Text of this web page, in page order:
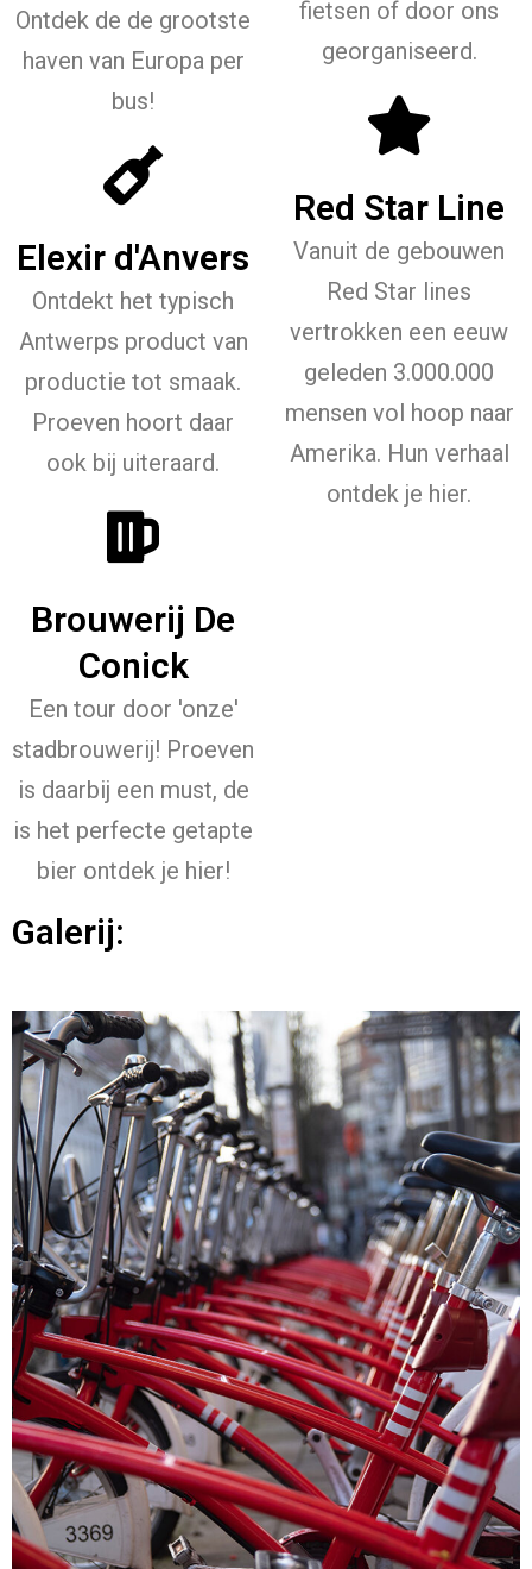
Ontdek de de grootste
haven van Europa per
bus!
Elexir d'Anvers
Ontdekt het typisch
Antwerps product van
productie tot smaak.
Proeven hoort daar
ook bij uiteraard.
Brouwerij De
Conick
Een tour door 'onze'
stadbrouwerij! Proeven
is daarbij een must, de
is het perfecte getapte
bier ontdek je hier!
fietsen of door ons
georganiseerd.
Red Star Line
Vanuit de gebouwen
Red Star lines
vertrokken een eeuw
geleden 3.000.000
mensen vol hoop naar
Amerika. Hun verhaal
ontdek je hier.
Galerij: